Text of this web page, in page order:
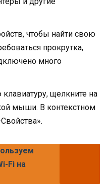
чтобы найти свою
прокрутка,
много
щелкните на
мыши. В контекстном
Fi на